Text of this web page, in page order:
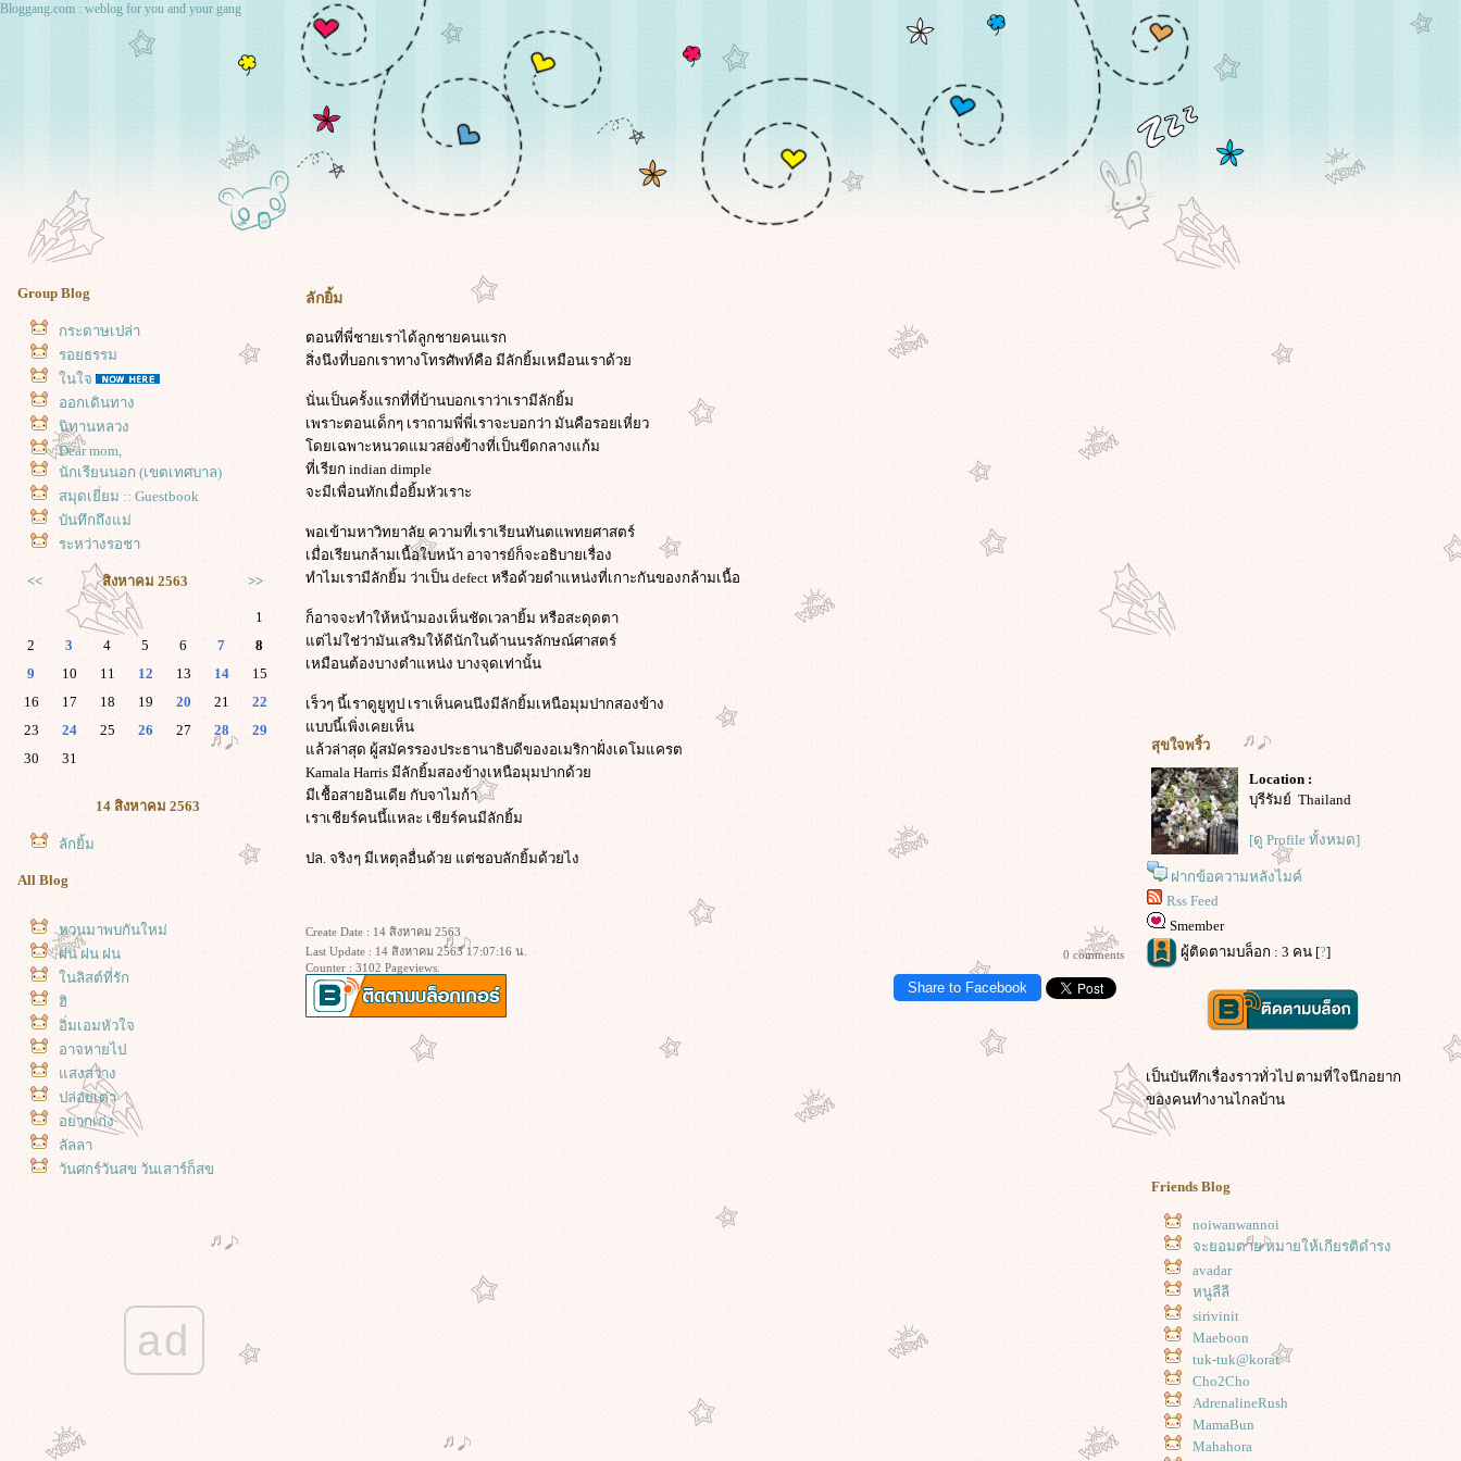
Bloggang.com : weblog for you and your gang
Group Blog
กระดาษเปล่า
รอยธรรม
นใจ
ออกเดินทาง
นิทานหลวง
Dear mom,
นักเรียนนอก (เขตเทศบาล)
สมุดเยี่ยม :: Guestbook
บันทึกถึงแม่
ระหว่างรอชา
<< สิงหาคม 2563 >>
1
2
3 4 5 6 7
8
9
10 11 12 13 14
15
16
17 18 19 20 21
22
23
24 25 26 27 28
29
30
31
14 สิงหาคม 2563
ลักยิ้ม
All Blog
หวนมาพบกันใหม่
ฝน ฝน ฝน
นลิสต์ที่รัก
ฮิ
อิ่มเอมหัวใจ
อาจหายไป
สงสว่าง
ปล่อยเต่า
อยากเก่ง
ลัลลา
วันศุกร์วันสุข วันเสาร์ก็สุข
เดซี่ เดฟ สะระแหน่ และ คุณนายตื่น
สวนของฉัน : วันหยุดที่แดดไม่แรง
สวนของฉัน : กระสุนพระอินทร์ ทาก
บุ้ง และความยุ่งๆ ของหัวใจ
สะระแหน่ ย้ายกุหลาบ ตัดแต่งกิ่ง
นางในวรรณคดี และน้ำหลายดีกรี
ad
ลักยิ้ม
ตอนที่พี่ชายเราได้ลูกชายคนแรก
สิ่งนึงที่บอกเราทางโทรศัพท์คือ มีลักยิ้มเหมือนเราด้ว
นั่นเป็นครั้งแรกที่ที่บ้านบอกเราว่าเรามีลักยิ้ม
เพราะตอนเด็กๆ เราถามพี่พี่เราจะบอกว่า มันคือรอยเหี่ยว
ดยเฉพาะหนวดแมวสองข้างที่เป็นขีดกลางแก้ม
ที่เรียก indian dimple
จะมีเพื่อนทักเมื่อยิ้มหัวเราะ
พอเข้ามหาวิทยาลัย ความที่เราเรียนทันตแพทยศาสตร์
เมื่อเรียนกล้ามเนื้อใบหน้า อาจารย์ก็จะอธิบายเรื่อง
ทำไมเรามีลักยิ้ม ว่าเป็น defect หรือด้วยดำแหน่งที่เกาะกันของกล้ามเนื้อ
ก็อาจจะทำให้หน้ามองเห็นชัดเวลายิ้ม หรือสะดุดตา
ต่ไม่ใช่ว่ามันเสริมให้ดีนักในด้านนรลักษณ์ศาสตร์
เหมือนต้องบางตำแหน่ง บางจุดเท่านั้น
เร็วๆ นี้เราดูยูทูป เราเห็นคนนึงมีลักยิ้มเหนือมุมปากสองข้าง
บบนี้เพิ่งเคยเห็น
ล้วล่าสุด ผู้สมัครรองประธานาธิบดีของอเมริกาฝั่งเดโมแครต
Kamala Harris มีลักยิ้มสองข้างเหนือมุมปากด้ว
มีเชื้อสายอินเดีย กับจาไมก้า
เราเชียร์คนนึ้แหละ เชียร์คนมีลักยิ้ม
ปล. จริงๆ มีเหตุลอื่นด้วย แต่ชอบลักยิ้มด้วยไง
Create Date : 14 สิงหาคม 2563
Last Update : 14 สิงหาคม 2563 17:07:16 น.
Counter : 3102 Pageviews.
0 comments
Share to Facebook
สุขใจพริ้ว
Location :
บุรีรัมย์ Thailand
[ดู Profile ทั้งหมด]
ฝากข้อความหลังไมค์
Rss Feed
Smember
ผู้ติดตามบล็อก : 3 คน [?]
เป็นบันทึกเรื่องราวทั่วไป ตามที่ใจนึกอยาก
ของคนทำงานไกลบ้าน
Friends Blog
noiwanwannoi
จะยอมตาย หมายให้เกียรติดำรง
avadar
หนูลีลี
sirivinit
Maeboon
tuk-tuk@korat
Cho2Cho
AdrenalineRush
MamaBun
Mahahora